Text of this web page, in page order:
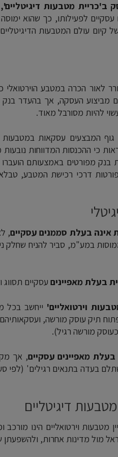
ב'כריית מטבעות
לפעילותו, כך שהוא
קיום עולם המטבעות
לאור הכרה במטבע הוירטואלי
להתבצע עד ל-30 יום מביצוע
להיות מסורבל מאוד.
המבצעים עסקאות במטבעות
כי ההכנסות המדווחות
בנק מפורטים באמצעותם
דרכי רכישת המטבע,
אינה בעלת סממנים עסקיים,
במע"מ, סביר להניח שחלק
בעלת מאפיינים עסקיים
וירטואליים' ייחשב בכל
לפתוח תיק עוסק מורשה,
מורשה רגיל).
מאפיינים עסקיים, אך
דיגיטליים
מטבעות וירטואליים הינו
מול מדינות אחרות, ולהשפעתן